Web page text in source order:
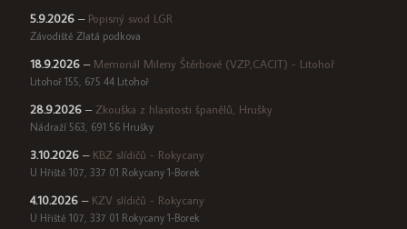
5.9.2026 – Popisný svod LGR
Závodiště Zlatá podkova
18.9.2026 – Memoriál Mileny Štěrbové (VZP,CACIT) - Litohoř
Litohoř 155, 675 44 Litohoř
28.9.2026 –Zkouška z hlasitosti španělů, Hrušky
Nádraží 563, 691 56 Hrušky
3.10.2026 – KBZ slídičů - Rokycany
U Hřiště 107, 337 01 Rokycany 1-Borek
4.10.2026 – KZV slídičů - Rokycany
U Hřiště 107, 337 01 Rokycany 1-Borek